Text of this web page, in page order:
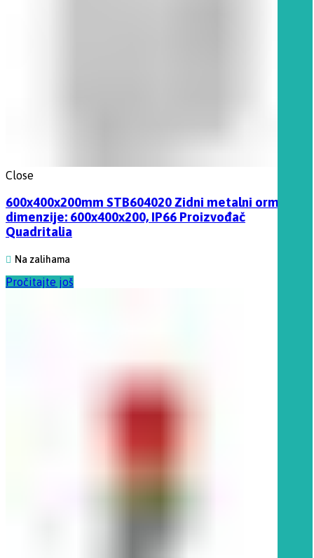
Close
600x400x200mm STB604020 Zidni metalni orman,
dimenzije: 600x400x200, IP66 Proizvođač
Quadritalia
Na zalihama
Pročitajte još